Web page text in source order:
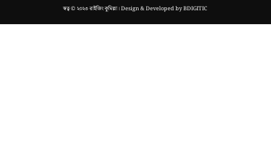
স্বত্ব © ২০২৩ রাইজিং কুমিল্লা। Design & Developed byBDIGITIC